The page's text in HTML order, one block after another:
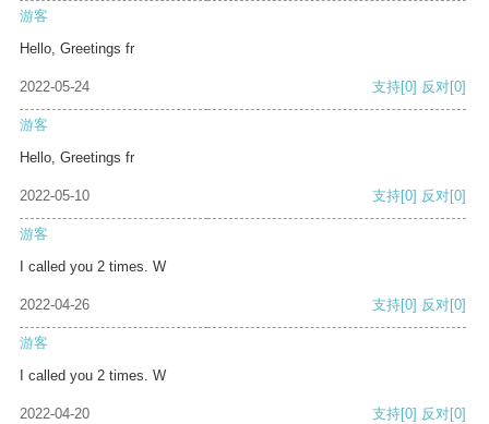
游客
Hello, Greetings fr
2022-05-24 支持[0] 反对[0]
游客
Hello, Greetings fr
2022-05-10 支持[0] 反对[0]
游客
I called you 2 times. W
2022-04-26 支持[0] 反对[0]
游客
I called you 2 times. W
2022-04-20 支持[0] 反对[0]